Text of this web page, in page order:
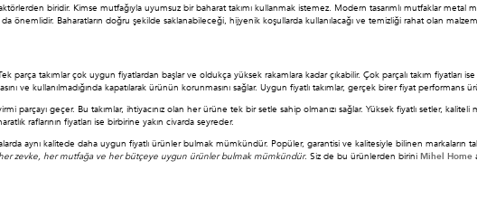
biridir. Kimse mutfağıyla uyumsuz bir baharat takımı kullanmak istemez. Modern tasarımlı mutfaklar
önemlidir. Baharatların doğru şekilde saklanabileceği, hijyenik koşullarda kullanılacağı ve temizliği rahat olan
parça takımlar çok uygun fiyatlardan başlar ve oldukça yüksek rakamlara kadar çıkabilir. Çok parçalı takım fiyatları
ve kullanılmadığında kapatılarak ürünün korunmasını sağlar. Uygun fiyatlı takımlar, gerçek birer fiyat performans
parçayı geçer. Bu takımlar, ihtiyacınız olan her ürüne tek bir setle sahip olmanızı sağlar. Yüksek fiyatlı setler,
raflarının fiyatları ise birbirine yakın civarda seyreder.
aynı kalitede daha uygun fiyatlı ürünler bulmak mümkündür. Popüler, garantisi ve kalitesiyle bilinen markaların
her zevke, her mutfağa ve her bütçeye uygun ürünler bulmak mümkündür. Siz de bu ürünlerden birini Mihel Home